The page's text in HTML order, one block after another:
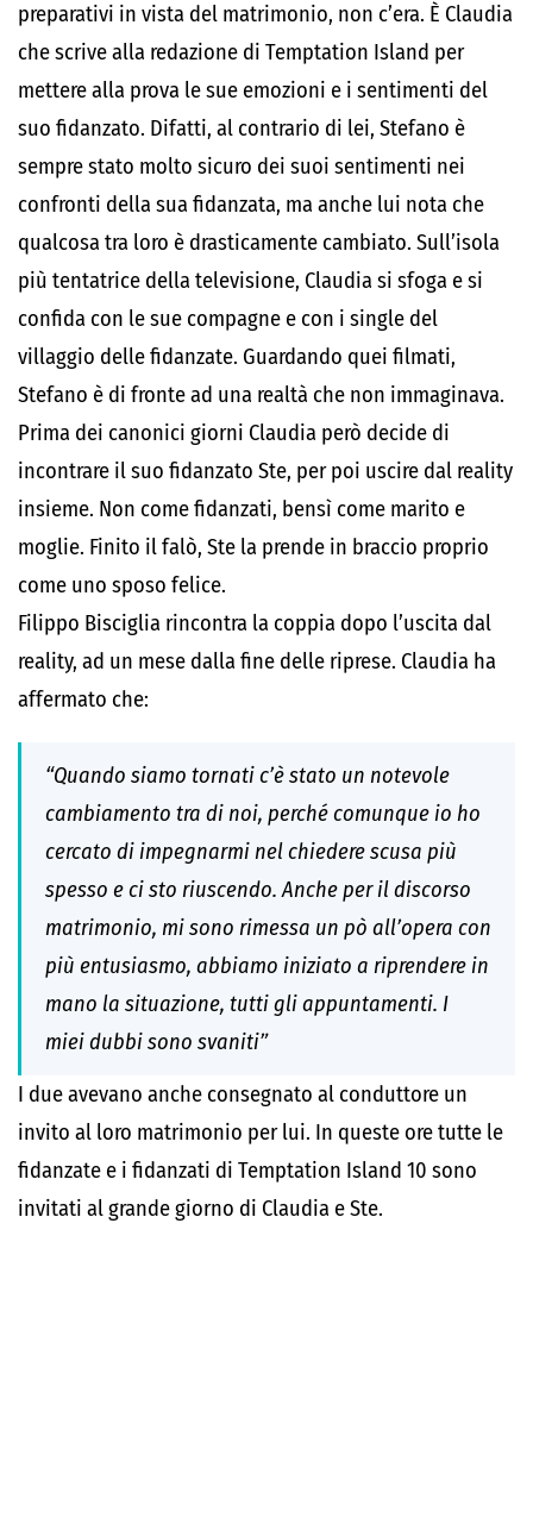
preparativi in vista del matrimonio, non c’era. È Claudia
che scrive alla redazione di Temptation Island per
mettere alla prova le sue emozioni e i sentimenti del
suo fidanzato. Difatti, al contrario di lei, Stefano è
sempre stato molto sicuro dei suoi sentimenti nei
confronti della sua fidanzata, ma anche lui nota che
qualcosa tra loro è drasticamente cambiato. Sull’isola
più tentatrice della televisione, Claudia si sfoga e si
confida con le sue compagne e con i single del
villaggio delle fidanzate. Guardando quei filmati,
Stefano è di fronte ad una realtà che non immaginava.
Prima dei canonici giorni Claudia però decide di
incontrare il suo fidanzato Ste, per poi uscire dal reality
insieme. Non come fidanzati, bensì come marito e
moglie. Finito il falò, Ste la prende in braccio proprio
come uno sposo felice.
Filippo Bisciglia rincontra la coppia dopo l’uscita dal
reality, ad un mese dalla fine delle riprese. Claudia ha
affermato che:
“Quando siamo tornati c’è stato un notevole
cambiamento tra di noi, perché comunque io ho
cercato di impegnarmi nel chiedere scusa più
spesso e ci sto riuscendo. Anche per il discorso
matrimonio, mi sono rimessa un pò all’opera con
più entusiasmo, abbiamo iniziato a riprendere in
mano la situazione, tutti gli appuntamenti. I
miei dubbi sono svaniti”
I due avevano anche consegnato al conduttore un
invito al loro matrimonio per lui. In queste ore tutte le
fidanzate e i fidanzati di Temptation Island 10 sono
invitati al grande giorno di Claudia e Ste.